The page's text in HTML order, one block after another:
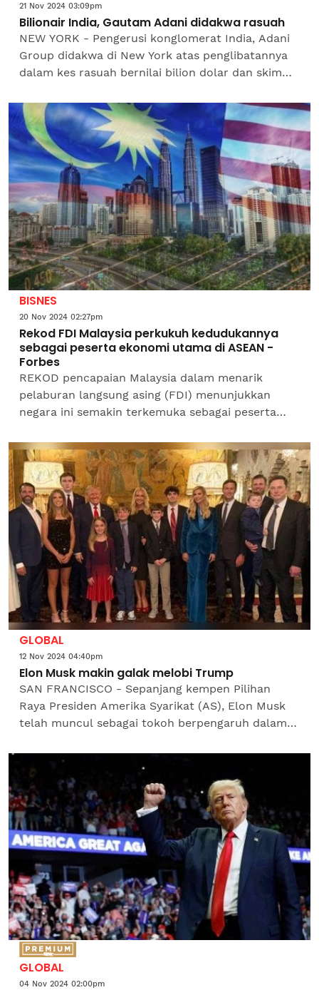
21 Nov 2024 03:09pm
Bilionair India, Gautam Adani didakwa rasuah
NEW YORK - Pengerusi konglomerat India, Adani
Group didakwa di New York atas penglibatannya
dalam kes rasuah bernilai bilion dolar dan skim
Syarikat (AS) pada...
BISNES
20 Nov 2024 02:27pm
Rekod FDI Malaysia perkukuh kedudukannya
sebagai peserta ekonomi utama di ASEAN -
Forbes
REKOD pencapaian Malaysia dalam menarik
pelaburan langsung asing (FDI) menunjukkan
negara ini semakin terkemuka sebagai peserta
artikel bertajuk...
GLOBAL
12 Nov 2024 04:40pm
Elon Musk makin galak melobi Trump
SAN FRANCISCO - Sepanjang kempen Pilihan
Raya Presiden Amerika Syarikat (AS), Elon Musk
telah muncul sebagai tokoh berpengaruh dalam
'broker...
GLOBAL
04 Nov 2024 02:00pm